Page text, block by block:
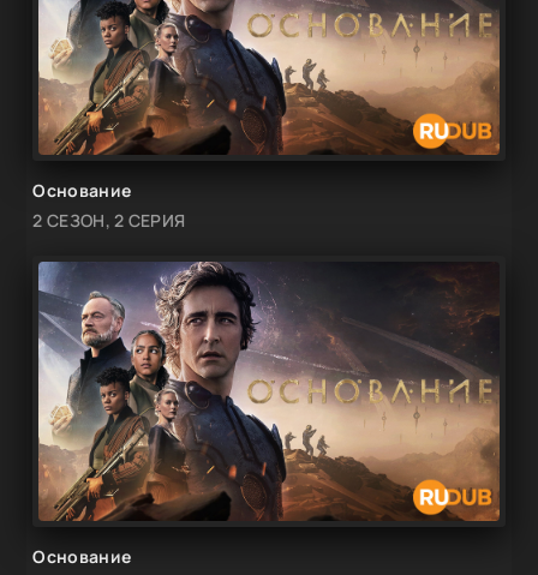
Основание
2 СЕЗОН, 2 СЕРИЯ
Основание